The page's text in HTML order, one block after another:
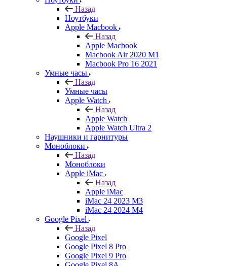
Назад
Ноутбуки
Apple Macbook
Назад
Apple Macbook
Macbook Air 2020 M1
Macbook Pro 16 2021
Умные часы
Назад
Умные часы
Apple Watch
Назад
Apple Watch
Apple Watch Ultra 2
Наушники и гарнитуры
Моноблоки
Назад
Моноблоки
Apple iMac
Назад
Apple iMac
iMac 24 2023 M3
iMac 24 2024 M4
Google Pixel
Назад
Google Pixel
Google Pixel 8 Pro
Google Pixel 9 Pro